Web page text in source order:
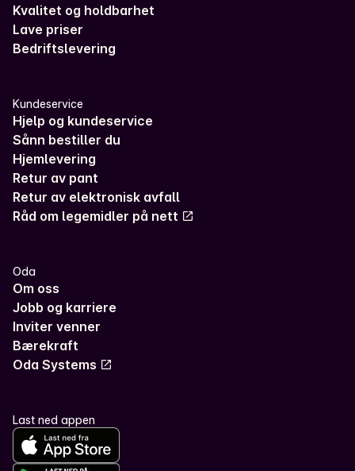
Kvalitet og holdbarhet
Lave priser
Bedriftslevering
Kundeservice
Hjelp og kundeservice
Sånn bestiller du
Hjemlevering
Retur av pant
Retur av elektronisk avfall
Råd om legemidler på nett
Oda
Om oss
Jobb og karriere
Inviter venner
Bærekraft
Oda Systems
Last ned appen